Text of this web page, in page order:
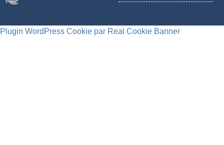
Plugin WordPress Cookie par Real Cookie Banner